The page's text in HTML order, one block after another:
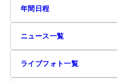
年間日程
ニュース一覧
ライブフォト一覧